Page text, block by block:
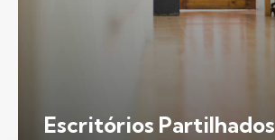
Escritórios Partilhados